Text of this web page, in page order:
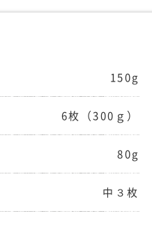
150g
6枚（300ｇ）
80g
中３枚